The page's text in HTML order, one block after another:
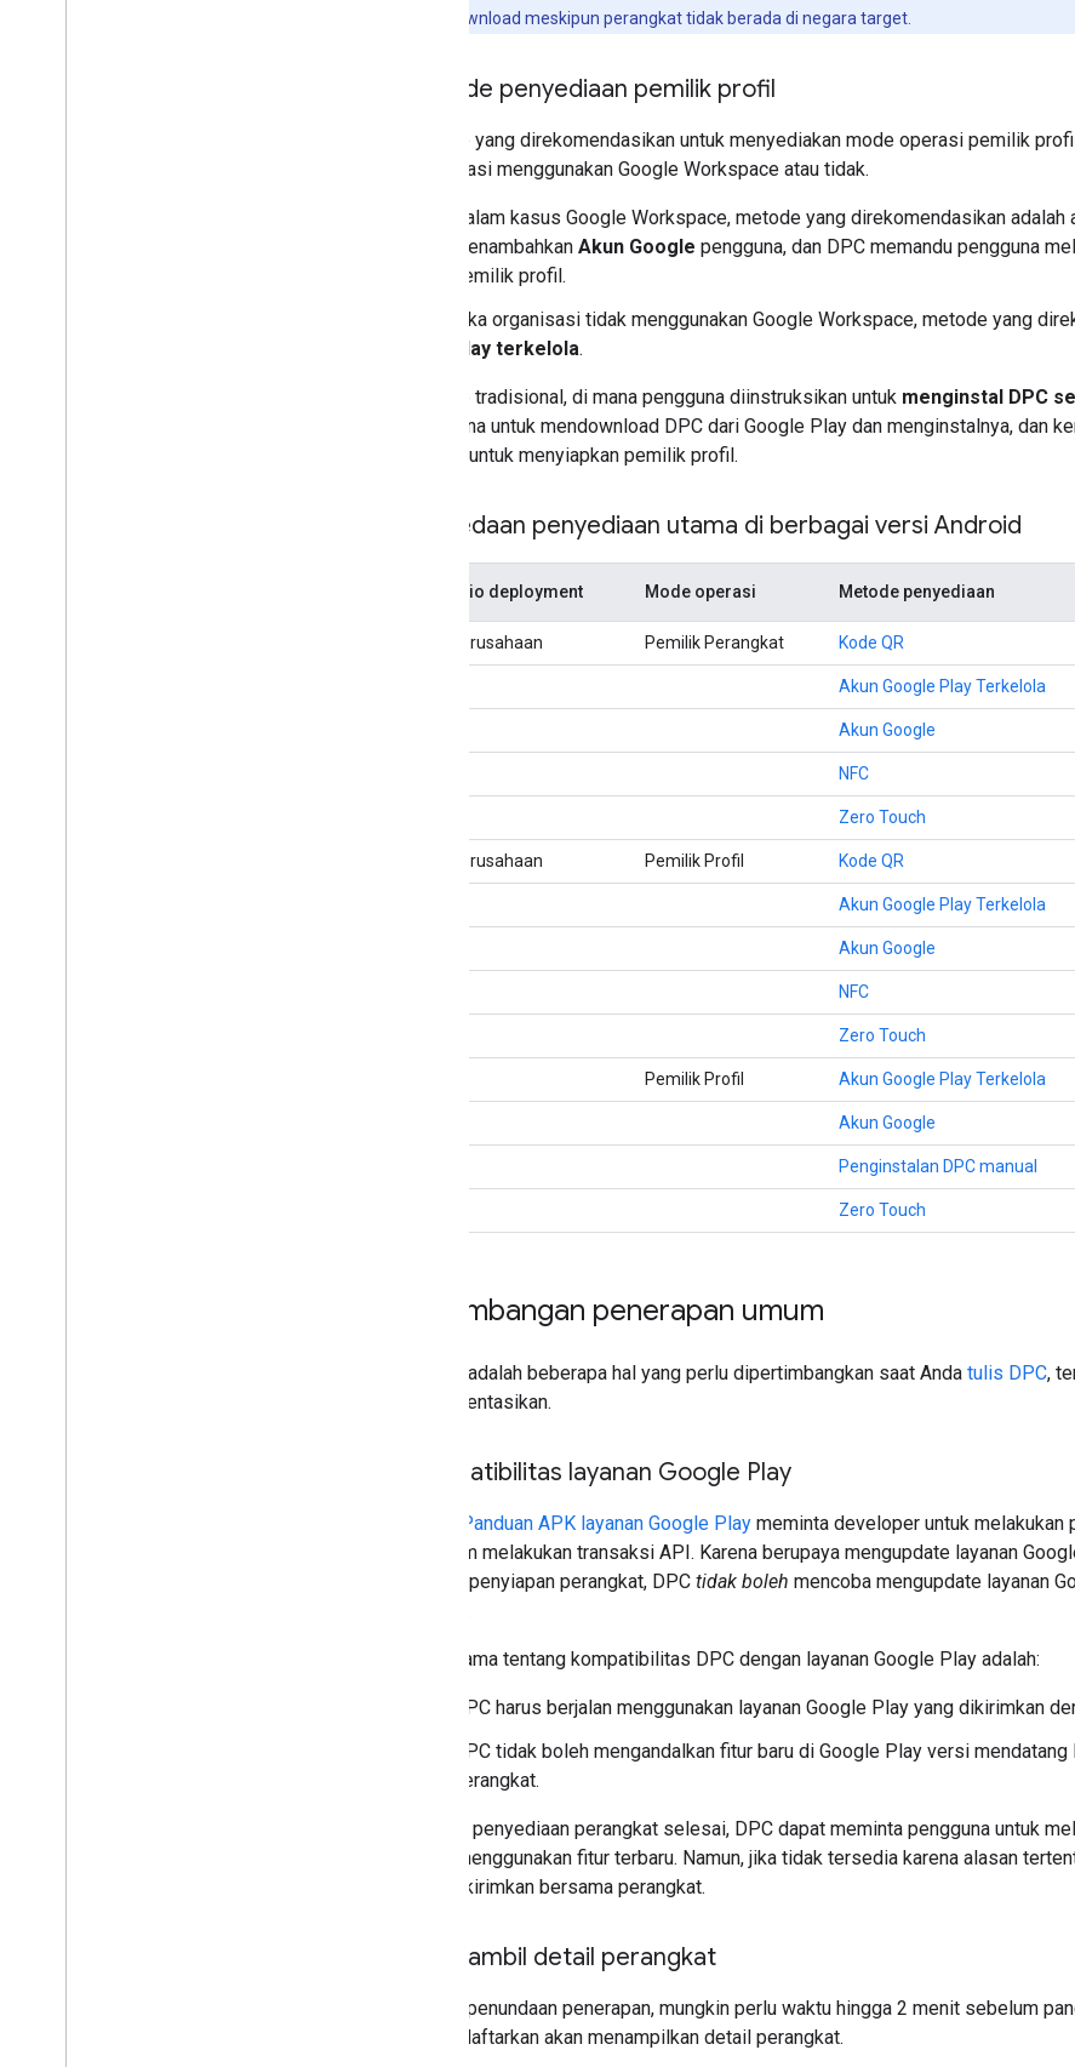
DPC akan didownload meskipun perangkat tidak berada di negara target.
Metode penyediaan pemilik profil
Metode yang direkomendasikan untuk menyediakan mode operasi pemilik
organisasi menggunakan Google Workspace atau tidak.
Dalam kasus Google Workspace, metode yang direkomendasikan
menambahkan Akun Google pengguna, dan DPC memandu pengguna
pemilik profil.
Jika organisasi tidak menggunakan Google Workspace, metode yang
Play terkelola.
Metode tradisional, di mana pengguna diinstruksikan untuk menginstal DPC
pengguna untuk mendownload DPC dari Google Play dan menginstalnya, dan
proses untuk menyiapkan pemilik profil.
Perbedaan penyediaan utama di berbagai versi Android
Skenario deployment Mode operasi Metode penyediaan
Milik perusahaan Pemilik Perangkat Kode QR
Akun Google Play Terkelola
Akun Google
NFC
Zero Touch
Milik perusahaan Pemilik Profil Kode QR
Akun Google Play Terkelola
Akun Google
NFC
Zero Touch
Pemilik Profil Akun Google Play Terkelola
Akun Google
Penginstalan DPC manual
Zero Touch
Pertimbangan penerapan umum
Berikut adalah beberapa hal yang perlu dipertimbangkan saat Anda tulis DPC,
implementasikan.
Kompatibilitas layanan Google Play
Panduan APK layanan Google Play meminta developer untuk
sebelum melakukan transaksi API. Karena berupaya mengupdate layanan
proses penyiapan perangkat, DPC tidak boleh mencoba mengupdate layanan
Poin utama tentang kompatibilitas DPC dengan layanan Google Play adalah:
DPC harus berjalan menggunakan layanan Google Play yang dikirimkan
DPC tidak boleh mengandalkan fitur baru di Google Play versi
perangkat.
Setelah penyediaan perangkat selesai, DPC dapat meminta pengguna untuk
dapat menggunakan fitur terbaru. Namun, jika tidak tersedia karena alasan
yang dikirimkan bersama perangkat.
Mengambil detail perangkat
Karena penundaan penerapan, mungkin perlu waktu hingga 2 menit sebelum
baru didaftarkan akan menampilkan detail perangkat.